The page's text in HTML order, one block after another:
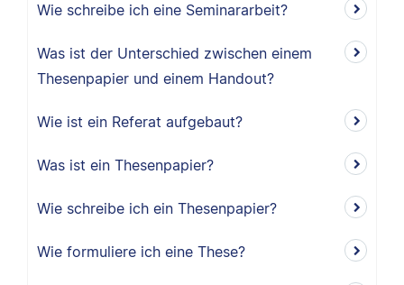
Wie schreibe ich eine Seminararbeit?
Was ist der Unterschied zwischen einem
Thesenpapier und einem Handout?
Wie ist ein Referat aufgebaut?
Was ist ein Thesenpapier?
Wie schreibe ich ein Thesenpapier?
Wie formuliere ich eine These?